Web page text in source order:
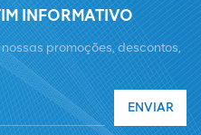
módulos ópticos, cabos,
suporte. Os prestadores de
ZTE, Bell, Alcatel,
nossa participação no
de alta qualidade, serviços
INFORMATIVO
promoções, descontos,
ENVIAR